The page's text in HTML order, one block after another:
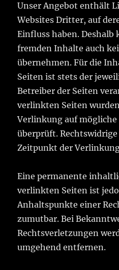
Unser Angebot enthält
Websites Dritter, auf
Einfluss haben. Deshalb
fremden Inhalte auch
übernehmen. Für die
Seiten ist stets der
Betreiber der Seiten
verlinkten Seiten
Verlinkung auf mögliche
überprüft.
Zeitpunkt der
Eine permanente
verlinkten Seiten ist
Anhaltspunkte einer
zumutbar. Bei
Rechtsverletzungen
umgehend entfernen.